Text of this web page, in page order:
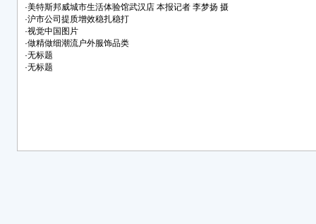
·美特斯邦威城市生活体验馆武汉店 本报记者 李梦扬 摄
·沪市公司提质增效稳扎稳打
·视觉中国图片
·做精做细潮流户外服饰品类
·无标题
·无标题